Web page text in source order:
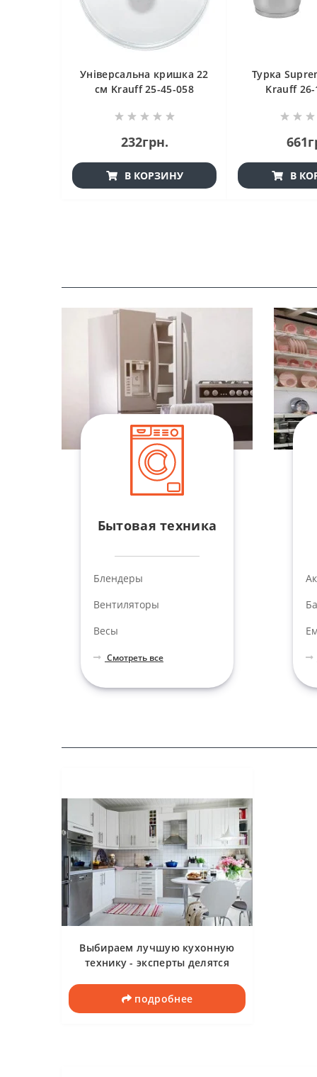
Універсальна кришка 22
см Krauff 25-45-058
232грн.
В КОРЗИНУ
Турка
Krauff 26-
В
Бытовая техника
Блендеры
Вентиляторы
Весы
Смотреть все
Выбираем лучшую кухонную
технику - эксперты делятся
подробнее